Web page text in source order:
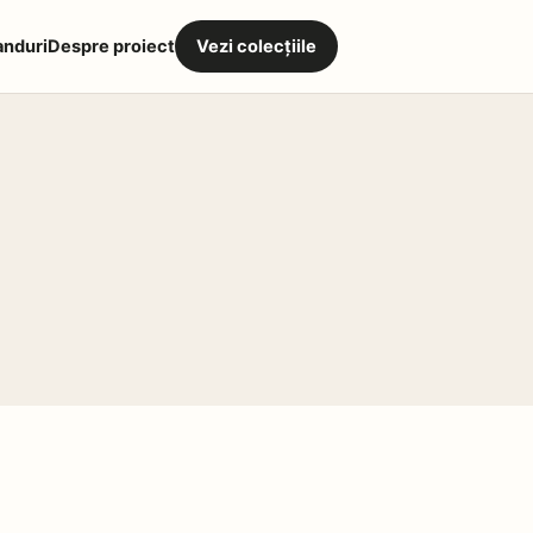
Despre proiect Vezi colecțiile